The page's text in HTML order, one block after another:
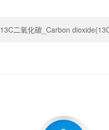
13C二氧化碳_Carbon